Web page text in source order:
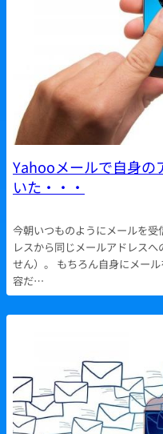
Yahooメールで自身の
いた・・・
今朝いつものようにメールを
レスから同じメールアドレス
せん）。 もちろん自身にメー
容だ…